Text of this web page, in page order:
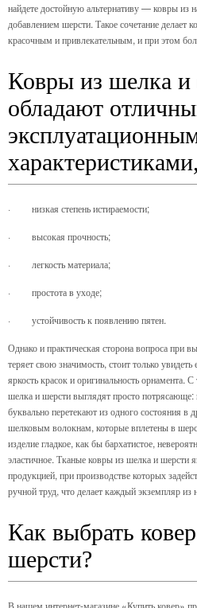
найдете достойную альтернативу — ковры из
добавлением шерсти. Такое сочетание делает
красочным и привлекательным, и при этом
Ковры из шелка и
обладают
· низкая степень истираемости;
· высокая прочность;
· легкость материала;
· простота в уходе;
· устойчивость к появлению пятен.
Однако и практическая сторона вопроса при
теряет свою значимость, стоит только
яркость красок и оригинальность орнамента.
шелка и шерсти выглядят просто потрясающе:
буквально перетекают из одного состояния в
шелковым волокнам, которые вплетены в
изделие гладкое, как бы бархатистое,
эластичное. Тканые ковры из шелка и шерсти
продукцией, при производстве которых
ручной труд, что делает каждый экземпляр
Как выбрать
шерсти?
В нашем интернет-магазине «Купить ковер»